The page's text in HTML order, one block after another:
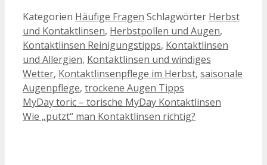
Kategorien Häufige Fragen Schlagwörter Herbst
und Kontaktlinsen, Herbstpollen und Augen,
Kontaktlinsen Reinigungstipps, Kontaktlinsen
und Allergien, Kontaktlinsen und windiges
Wetter, Kontaktlinsenpflege im Herbst, saisonale
Augenpflege, trockene Augen Tipps
MyDay toric – torische MyDay Kontaktlinsen
Wie „putzt“ man Kontaktlinsen richtig?